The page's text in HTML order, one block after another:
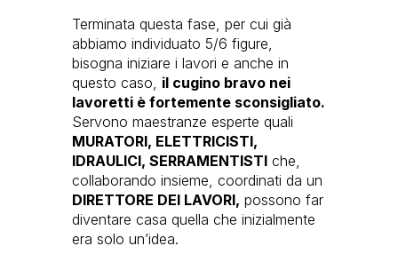
Terminata questa fase, per cui già
abbiamo individuato 5/6 figure,
bisogna iniziare i lavori e anche in
questo caso, il cugino bravo nei
lavoretti è fortemente sconsigliato.
Servono maestranze esperte quali
MURATORI, ELETTRICISTI,
IDRAULICI, SERRAMENTISTIche,
collaborando insieme, coordinati da un
DIRETTORE DEI LAVORI, possono far
diventare casa quella che inizialmente
era solo un’idea.